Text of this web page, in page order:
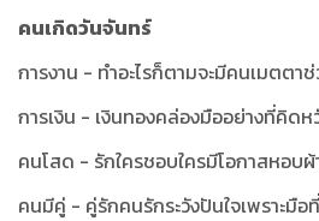
คนเกิดวันจันทร์
การงาน - ทำอะไรก็ตามจะมีคนเมตตา
การเงิน - เงินทองคล่องมืออย่างที่คิดห
คนโสด - รักใครชอบใครมีโอกาสหอบ
คนมีคู่ - คู่รักคนรักระวังปันใจเพราะมือ